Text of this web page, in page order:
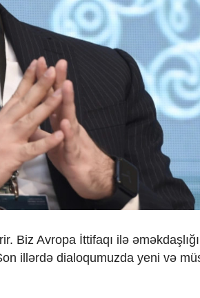
Biz Avropa İttifaqı ilə
illərdə dialoqumuzda yeni və